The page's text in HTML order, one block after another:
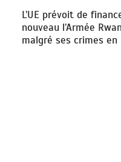
L’UE prévoit de
nouveau l’Armée
malgré ses crimes en